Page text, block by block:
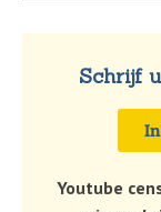
Schrijf
Youtube